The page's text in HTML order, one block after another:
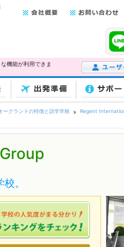
機能が利用できま
ユーザー登録
出発準備 サポー
ークランドの特徴と語学学校 Regent
。